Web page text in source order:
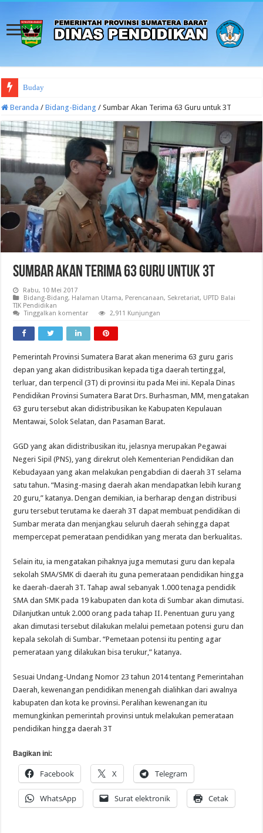
Budaya Sekolah Aman dan
Beranda / Bidang-Bidang / Sumbar Akan Terima 63 Guru untuk 3T
Sumbar Akan Terima 63 Guru untuk 3T
Rabu, 10 Mei 2017
Bidang-Bidang, Halaman Utama, Perencanaan, Sekretariat, UPTD Balai
TIK Pendidikan
Tinggalkan komentar
2,911 Kunjungan
Pemerintah Provinsi Sumatera Barat akan menerima 63 guru garis
depan yang akan didistribusikan kepada tiga daerah tertinggal,
terluar, dan terpencil (3T) di provinsi itu pada Mei ini. Kepala Dinas
Pendidikan Provinsi Sumatera Barat Drs. Burhasman, MM, mengatakan
63 guru tersebut akan didistribusikan ke Kabupaten Kepulauan
Mentawai, Solok Selatan, dan Pasaman Barat.
GGD yang akan didistribusikan itu, jelasnya merupakan Pegawai
Negeri Sipil (PNS), yang direkrut oleh Kementerian Pendidikan dan
Kebudayaan yang akan melakukan pengabdian di daerah 3T selama
satu tahun. “Masing-masing daerah akan mendapatkan lebih kurang
20 guru,” katanya. Dengan demikian, ia berharap dengan distribusi
guru tersebut terutama ke daerah 3T dapat membuat pendidikan di
Sumbar merata dan menjangkau seluruh daerah sehingga dapat
mempercepat pemerataan pendidikan yang merata dan berkualitas.
Selain itu, ia mengatakan pihaknya juga memutasi guru dan kepala
sekolah SMA/SMK di daerah itu guna pemerataan pendidikan hingga
ke daerah-daerah 3T. Tahap awal sebanyak 1.000 tenaga pendidik
SMA dan SMK pada 19 kabupaten dan kota di Sumbar akan dimutasi.
Dilanjutkan untuk 2.000 orang pada tahap II. Penentuan guru yang
akan dimutasi tersebut dilakukan melalui pemetaan potensi guru dan
kepala sekolah di Sumbar. “Pemetaan potensi itu penting agar
pemerataan yang dilakukan bisa terukur,” katanya.
Sesuai Undang-Undang Nomor 23 tahun 2014 tentang Pemerintahan
Daerah, kewenangan pendidikan menengah dialihkan dari awalnya
kabupaten dan kota ke provinsi. Peralihan kewenangan itu
memungkinkan pemerintah provinsi untuk melakukan pemerataan
pendidikan hingga daerah 3T
Bagikan ini:
Facebook X Telegram
WhatsApp Surat elektronik Cetak